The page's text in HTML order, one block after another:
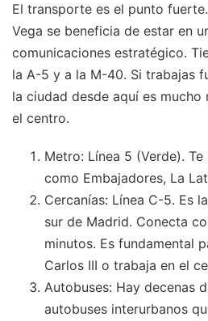
El transporte es el punto
Vega se beneficia de estar en
comunicaciones estratégico.
la A-5 y a la M-40. Si trabajas
la ciudad desde aquí es mucho
el centro.
Metro: Línea 5 (Verde).
como Embajadores, La
Cercanías: Línea C-5. Es
sur de Madrid. Conecta
minutos. Es fundamental
Carlos III o trabaja en el
Autobuses: Hay decenas
autobuses interurbanos